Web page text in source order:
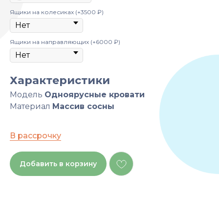
Ящики на колесиках (+3500 ₽)
Ящики на направляющих (+6000 ₽)
Характеристики
Модель Одноярусные кровати
Материал Массив сосны
В рассрочку
Добавить в корзину